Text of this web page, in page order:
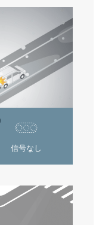
信号なし